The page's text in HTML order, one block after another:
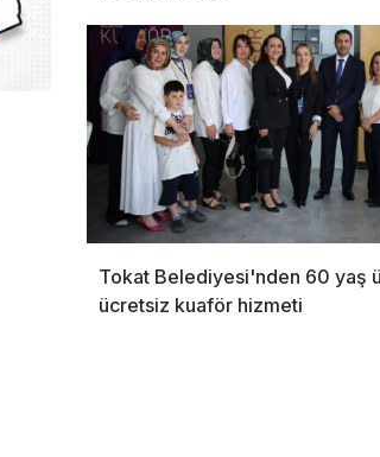
Tokat Belediyesi'nden 60 yaş
ücretsiz kuaför hizmeti